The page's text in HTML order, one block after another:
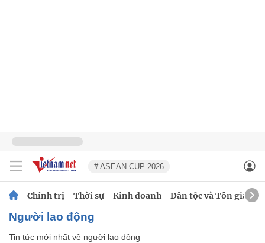
# ASEAN CUP 2026
Chính trị Thời sự Kinh doanh Dân tộc và Tôn giáo
người lao động
Tin tức mới nhất về người lao động